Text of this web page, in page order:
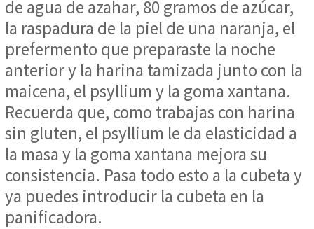
de agua de azahar, 80 gramos de azúcar,
la raspadura de la piel de una naranja, el
prefermento que preparaste la noche
anterior y la harina tamizada junto con la
maicena, el psyllium y la goma xantana.
Recuerda que, como trabajas con harina
sin gluten, el psyllium le da elasticidad a
la masa y la goma xantana mejora su
consistencia. Pasa todo esto a la cubeta y
ya puedes introducir la cubeta en la
panificadora.